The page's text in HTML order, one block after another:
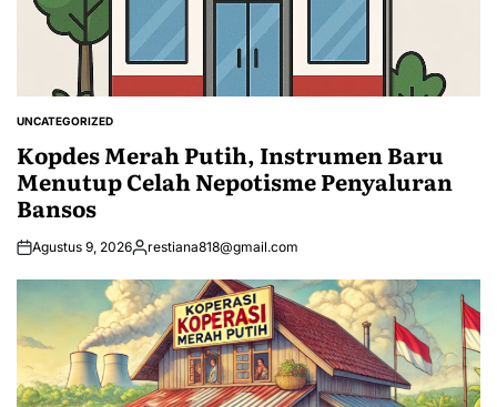
POSTED
UNCATEGORIZED
Kopdes Merah Putih, Instrumen Baru
Menutup Celah Nepotisme Penyaluran
Bansos
Agustus 9, 2026Posted
restiana818@gmail.com